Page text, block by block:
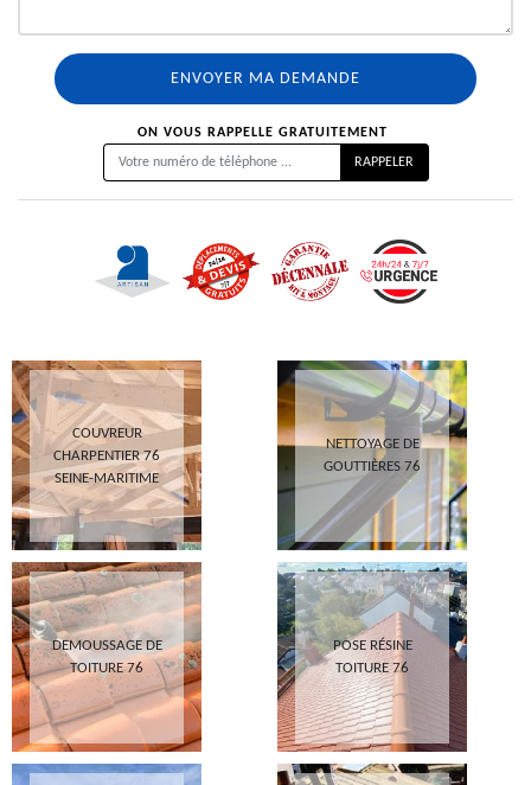
ON VOUS RAPPELLE GRATUITEMENT
COUVREUR
CHARPENTIER 76
SEINE-MARITIME
NETTOYAGE DE
GOUTTIÈRES 76
DEMOUSSAGE DE
TOITURE 76
POSE RÉSINE
TOITURE 76